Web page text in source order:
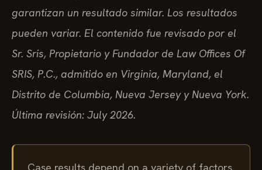
garantizan un resultado similar. Los resultados
pueden variar. El contenido fue revisado por el
Sr. Sris, Propietario y Fundador de Law Offices Of
SRIS, P.C., admitido en Virginia, Maryland, el
Distrito de Columbia, Nueva Jersey y Nueva York.
Última revisión: July 2026.
Case results depend on a variety of factors